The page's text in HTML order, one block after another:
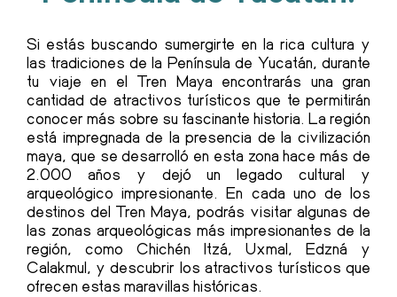
Si estás buscando sumergirte en la rica cultura y
las tradiciones de la Península de Yucatán, durante
tu viaje en el Tren Maya encontrarás una gran
cantidad de atractivos turísticos que te permitirán
conocer más sobre su fascinante historia. La región
está impregnada de la presencia de la civilización
maya, que se desarrolló en esta zona hace más de
2.000 años y dejó un legado cultural y
arqueológico impresionante. En cada uno de los
destinos del Tren Maya, podrás visitar algunas de
las zonas arqueológicas más impresionantes de la
región, como Chichén Itzá, Uxmal, Edzná y
Calakmul, y descubrir los atractivos turísticos que
ofrecen estas maravillas históricas.